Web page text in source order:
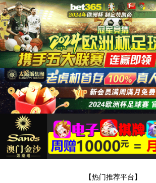
太阳集团城8722
哎呀！找不到页面了！
不要伤心，可能是网址错了呢，重新核对一下吧。
回到上一页 回到首页
网站地图 XML地图